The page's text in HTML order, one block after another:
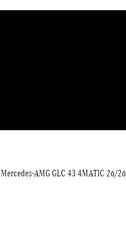
Mercedes-AMG GLC 43 4MATIC 26/26